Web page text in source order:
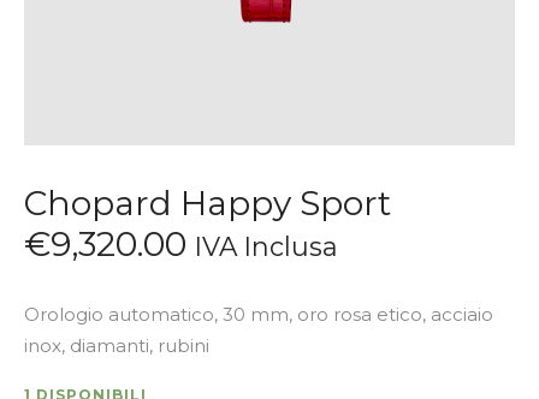
Chopard Happy Sport
€9,320.00 IVA Inclusa
Orologio automatico, 30 mm, oro rosa etico, acciaio
inox, diamanti, rubini
1 DISPONIBILI